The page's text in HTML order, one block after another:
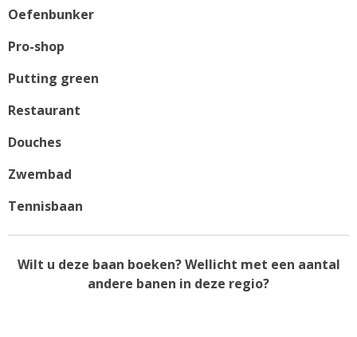
Oefenbunker
Pro-shop
Putting green
Restaurant
Douches
Zwembad
Tennisbaan
Wilt u deze baan boeken? Wellicht met een aantal
andere banen in deze regio?